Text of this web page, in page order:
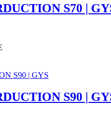
S70 |
S90 |